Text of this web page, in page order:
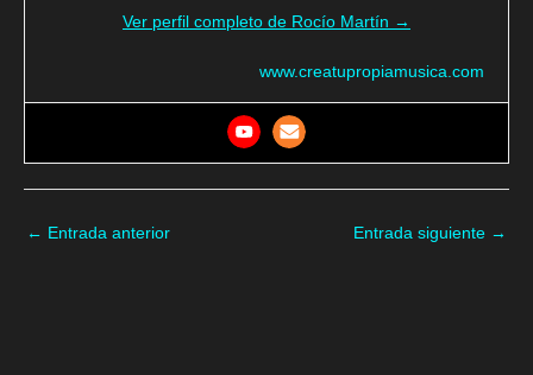
Ver perfil completo de Rocío Martín →
www.creatupropiamusica.com
← Entrada anterior Entrada siguiente →